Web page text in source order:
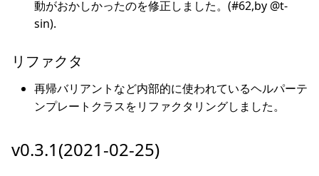
動がおかしかったのを修正しました。(#62,by @t-
sin).
リファクタ
再帰バリアントなど内部的に使われているヘルパーテ
ンプレートクラスをリファクタリングしました。
v0.3.1(2021-02-25)